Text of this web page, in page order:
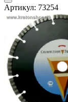
Артикул: 73254